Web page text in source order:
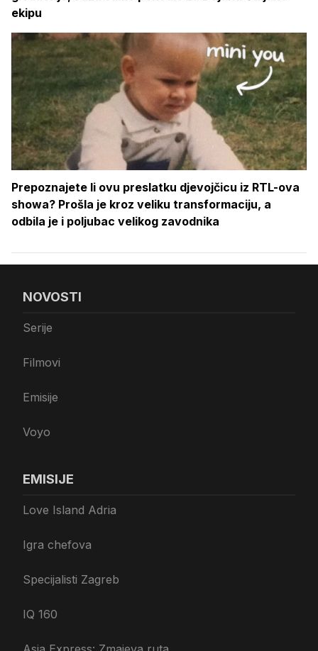
ekipu
Prepoznajete li ovu preslatku djevojčicu iz RTL-ova
showa? Prošla je kroz veliku transformaciju, a
odbila je i poljubac velikog zavodnika
NOVOSTI
Serije
Filmovi
Emisije
Voyo
EMISIJE
Love Island Adria
Igra chefova
Specijalisti Zagreb
IQ 160